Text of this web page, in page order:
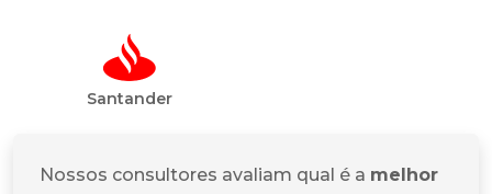
Santander
Nossos consultores avaliam qual é a melhor